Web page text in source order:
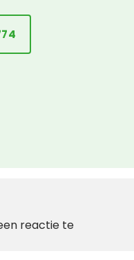
reactie te